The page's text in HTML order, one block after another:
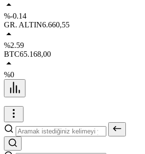
%-0.14
GR. ALTIN6.660,55
%2.59
BTC65.168,00
%0